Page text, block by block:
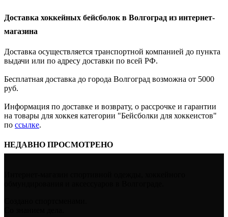
Доставка хоккейных бейсболок в Волгоград из интернет-
магазина
Доставка осуществляется транспортной компанией до пункта
выдачи или по адресу доставки по всей РФ.
Бесплатная доставка до города Волгоград возможна от 5000
руб.
Информация по доставке и возврату, о рассрочке и гарантии
на товары для хоккея категории "Бейсболки для хоккеистов"
по ссылке.
НЕДАВНО ПРОСМОТРЕНО